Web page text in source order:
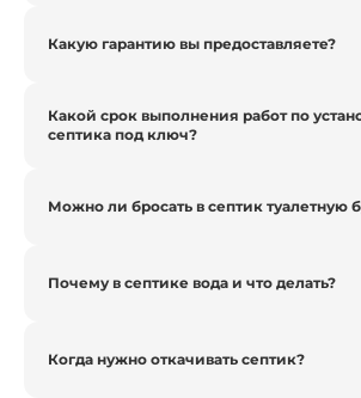
Какую гарантию вы предоставляете?
Какой срок выполнения работ по
септика под ключ?
Можно ли бросать в септик туалетную
Почему в септике вода и что делать?
Когда нужно откачивать септик?